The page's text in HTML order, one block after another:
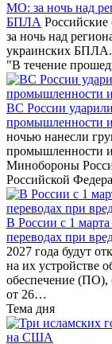
МО: за ночь над
БПЛА
за ночь над
украинских
"В течение
ВС России
промышленности
ночью нанесли
промышленности
Минобороны
Российской
В России с 1 марта
переводах при
2027 года будут
на их устройстве
обеспечение (ПО),
от 26…
Тема дня